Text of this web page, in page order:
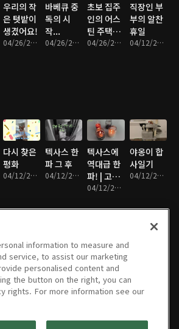
우리의 작
은 텃밭이
생겼어요!
04/26/2021 • 10분
바베큐 중
독의 시
작...
04/26/2021 • 9분
초보 집주
인의 어스
틴 주택살
이 EP5 04/26/2021 • 9분
직장인 부
부의 알찬
휴일
04/12/2021 • 12분
다시 찾은
평화
04/12/2021 • 7분
텍사스 한
파 그 후
04/12/2021 • 8분
텍사스에
역대급 한
파! | 고립
일기
04/12/2021 • 10분
야옹이 합
사일기
04/12/2021 • 9분
잘가
2020, 어
서와
2021! 04/05/2021 • 15분
소소하지
만 행복한
우리의 연
말
04/05/2021 • 28분
11월 일기
| 2020
04/05/2021 • 20분
information to measure and
service, to assist our marketing
personalised content and
the button on the right, you can
rights. For more information see our